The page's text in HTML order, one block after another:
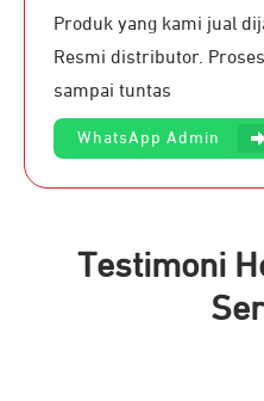
Produk yang kami jual
Resmi distributor.
sampai tuntas
WhatsApp Admin
Testimoni